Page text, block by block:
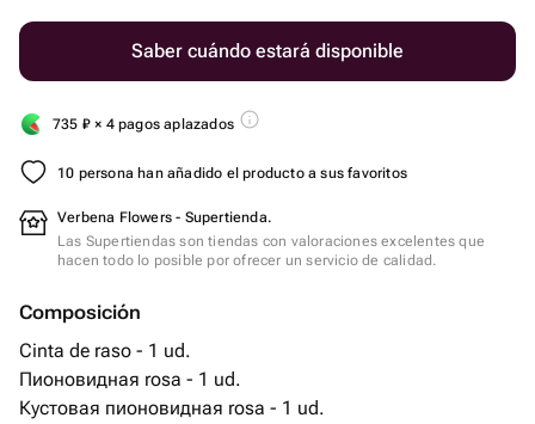
Saber cuándo estará disponible
735 ₽ × 4 pagos aplazados
10 persona han añadido el producto a sus favoritos
Verbena Flowers - Supertienda.
Las Supertiendas son tiendas con valoraciones excelentes que
hacen todo lo posible por ofrecer un servicio de calidad.
Composición
Cinta de raso - 1 ud.
Пионовидная rosa - 1 ud.
Кустовая пионовидная rosa - 1 ud.